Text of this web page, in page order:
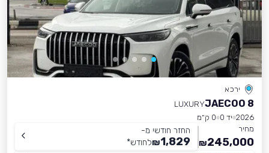
ירכא
JAECOO 8
LUXURY
2026 יד 0
0 ק״מ
מחיר
245,000
₪
החזר חודשי מ-
1,829
₪לחודש*